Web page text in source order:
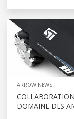
ARROW NEWS
DOMAINE DES